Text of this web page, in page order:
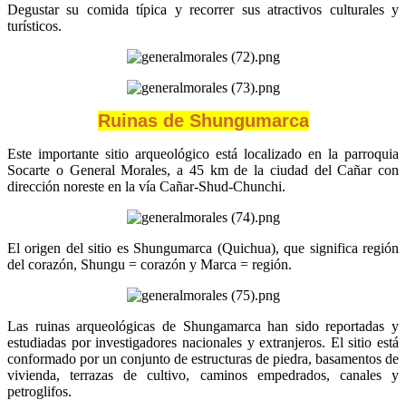
Degustar su comida típica y recorrer sus atractivos culturales y
turísticos.
Ruinas de Shungumarca
Este importante sitio arqueológico está localizado en la parroquia
Socarte o General Morales, a 45 km de la ciudad del Cañar con
dirección noreste en la vía Cañar-Shud-Chunchi.
El origen del sitio es Shungumarca (Quichua), que significa región
del corazón, Shungu = corazón y Marca = región.
Las ruinas arqueológicas de Shungamarca han sido reportadas y
estudiadas por investigadores nacionales y extranjeros. El sitio está
conformado por un conjunto de estructuras de piedra, basamentos de
vivienda, terrazas de cultivo, caminos empedrados, canales y
petroglifos.